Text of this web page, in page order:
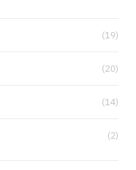
(19)
(20)
(14)
(2)